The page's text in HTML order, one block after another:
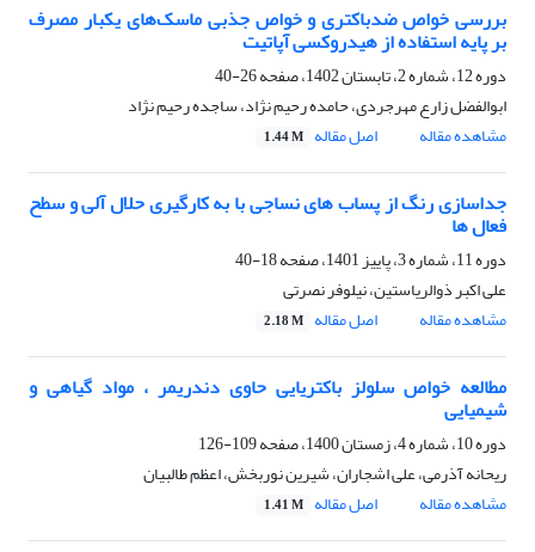
بررسی خواص ضدباکتری و خواص جذبی ماسک‌های یکبار مصرف
بر پایه استفاده از هیدروکسی آپاتیت
دوره 12، شماره 2، تابستان 1402، صفحه
26-40
ابوالفضل زارع مهرجردی، حامده رحیم نژاد، ساجده رحیم نژاد
مشاهده مقاله
اصل مقاله 1.44 M
جداسازی رنگ از پساب های نساجی با به کارگیری حلال آلی و سطح
فعال ها
دوره 11، شماره 3، پاییز 1401، صفحه
18-40
علی اکبر ذوالریاستین، نیلوفر نصرتی
مشاهده مقاله
اصل مقاله 2.18 M
مطالعه خواص سلولز باکتریایی حاوی دندریمر ، مواد گیاهی و
شیمیایی
دوره 10، شماره 4، زمستان 1400، صفحه
109-126
ریحانه آذرمی، علی اشجاران، شیرین نوربخش، اعظم طالبیان
مشاهده مقاله
اصل مقاله 1.41 M